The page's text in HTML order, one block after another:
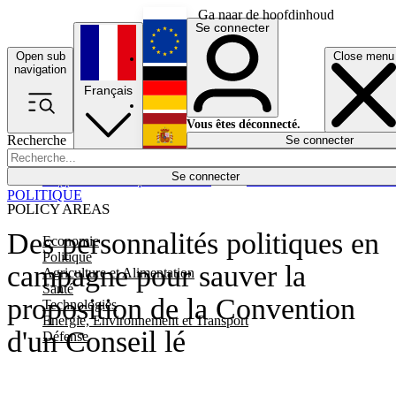
Ga naar de hoofdinhoud
Open sub
navigation
Close menu
Recherche
Se connecter
POLICY AREAS
Economie
Politique
Agriculture et Alimentation
Santé
Technologies
Energie, Environnement et Transport
Défense
Économie
Français
English
Deutsch
Español
Se connecter
Vous êtes déconnecté.
Se connecter
Des personnalités politiques en
campagne pour sauver la
proposition de la Convention
d'un Conseil lé
POLITIQUE